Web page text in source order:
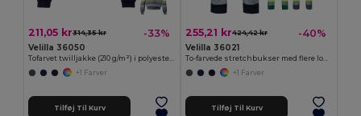
211,05 kr314,35 kr -33%
Velilla 36050
Tofarvet twilljakke (210 g/m²) i polyester (80 %) og bomuld (20 %)
+1 Farver
Tilføj Til Kurv
255,21 kr424,42 kr -40%
Velilla 36021
To-farvede stretchbukser med flere lommer (240 g/m²) i bomuld (46 %), EME (38 %) og polyester (16 %)
+1 Farver
Tilføj Til Kurv